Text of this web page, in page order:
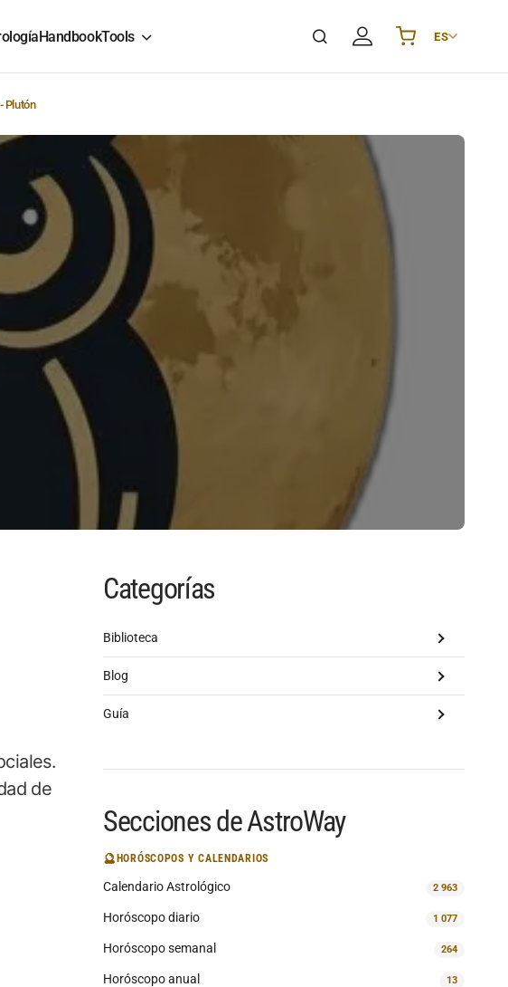
HandbookTools ES
UA Українська
Plutón
de
Categorías
Biblioteca
Blog
Guía
Secciones de AstroWay
🔮HORÓSCOPOS Y CALENDARIOS
Calendario Astrológico 2 963
Horóscopo diario 1 077
Horóscopo semanal 264
Horóscopo anual 13